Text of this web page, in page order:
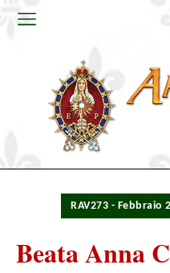
RAV273 - Febbraio
Beata Anna